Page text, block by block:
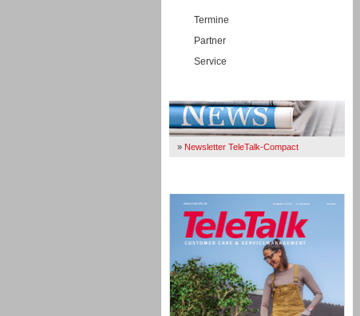
Termine
Partner
Service
» Newsletter TeleTalk-Compact